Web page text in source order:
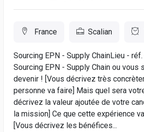
France Scalian
Sourcing EPN - Supply ChainLieu -
Sourcing EPN - Supply Chain ou vous
devenir ! [Vous décrivez très
personne va faire] Mais quel sera
décrivez la valeur ajoutée de votre
la mission] Ce que cette expérience
[Vous décrivez les bénéfices...